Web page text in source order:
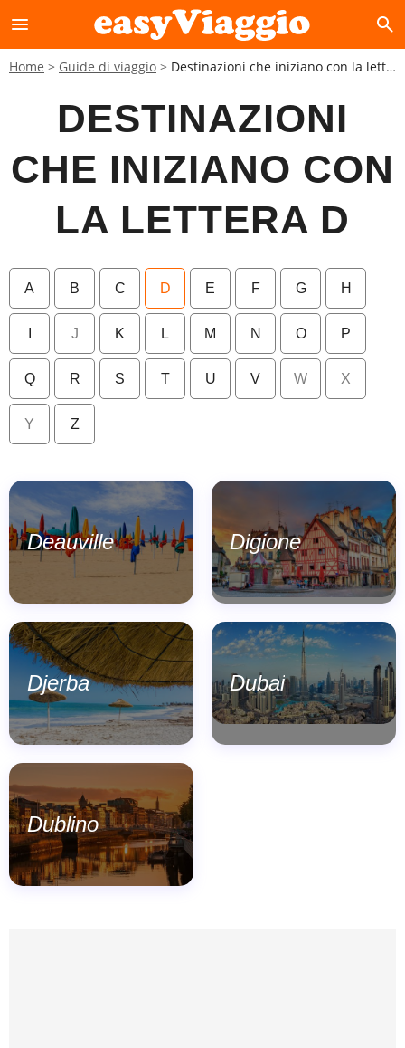
menu search
Home Guide di viaggio Destinazioni che iniziano con la lettera D
DESTINAZIONI
CHE INIZIANO CON
LA LETTERA D
A B C D E F G H
J K L M N O P
Q R S T U V W X
Y Z
Deauville Digione
Djerba Dubai
Dublino